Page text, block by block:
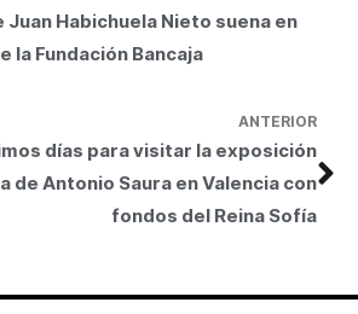
ANTERIOR
días para visitar la exposición
Antonio Saura en Valencia con
fondos del Reina Sofía
Juan Habichuela Nieto suena en
la Fundación Bancaja